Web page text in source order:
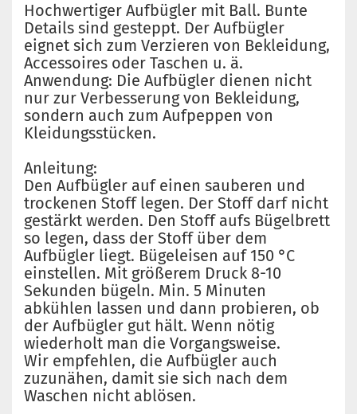
Hochwertiger Aufbügler mit Ball. Bunte
Details sind gesteppt. Der Aufbügler
eignet sich zum Verzieren von Bekleidung,
Accessoires oder Taschen u. ä.
Anwendung: Die Aufbügler dienen nicht
nur zur Verbesserung von Bekleidung,
sondern auch zum Aufpeppen von
Kleidungsstücken.
Anleitung:
Den Aufbügler auf einen sauberen und
trockenen Stoff legen. Der Stoff darf nicht
gestärkt werden. Den Stoff aufs Bügelbrett
so legen, dass der Stoff über dem
Aufbügler liegt. Bügeleisen auf 150 °C
einstellen. Mit größerem Druck 8-10
Sekunden bügeln. Min. 5 Minuten
abkühlen lassen und dann probieren, ob
der Aufbügler gut hält. Wenn nötig
wiederholt man die Vorgangsweise.
Wir empfehlen, die Aufbügler auch
zuzunähen, damit sie sich nach dem
Waschen nicht ablösen.